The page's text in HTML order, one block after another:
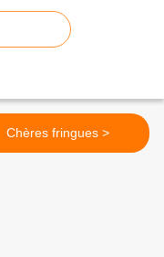
Chères fringues >